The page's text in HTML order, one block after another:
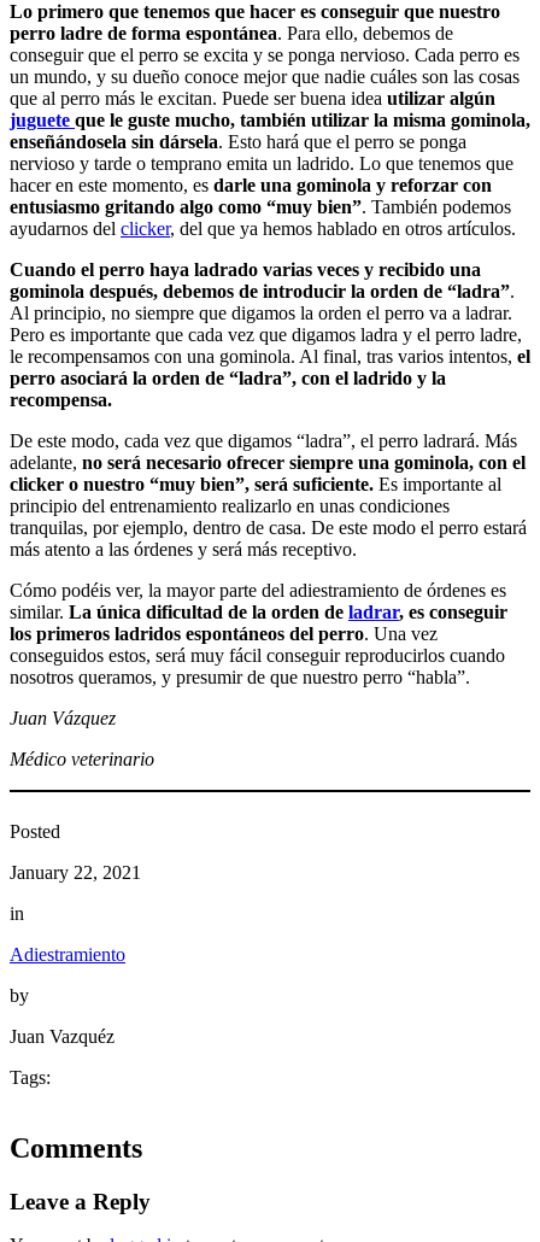
Lo primero que tenemos que hacer es conseguir que nuestro
perro ladre de forma espontánea. Para ello, debemos de
conseguir que el perro se excita y se ponga nervioso. Cada perro es
un mundo, y su dueño conoce mejor que nadie cuáles son las cosas
que al perro más le excitan. Puede ser buena idea utilizar algún
juguete que le guste mucho, también utilizar la misma gominola,
enseñándosela sin dársela. Esto hará que el perro se ponga
nervioso y tarde o temprano emita un ladrido. Lo que tenemos que
hacer en este momento, es darle una gominola y reforzar con
entusiasmo gritando algo como “muy bien”. También podemos
ayudarnos del clicker, del que ya hemos hablado en otros artículos.
Cuando el perro haya ladrado varias veces y recibido una
gominola después, debemos de introducir la orden de “ladra”.
Al principio, no siempre que digamos la orden el perro va a ladrar.
Pero es importante que cada vez que digamos ladra y el perro ladre,
le recompensamos con una gominola. Al final, tras varios intentos, el
perro asociará la orden de “ladra”, con el ladrido y la
recompensa.
De este modo, cada vez que digamos “ladra”, el perro ladrará. Más
adelante, no será necesario ofrecer siempre una gominola, con el
clicker o nuestro “muy bien”, será suficiente. Es importante al
principio del entrenamiento realizarlo en unas condiciones
tranquilas, por ejemplo, dentro de casa. De este modo el perro estará
más atento a las órdenes y será más receptivo.
Cómo podéis ver, la mayor parte del adiestramiento de órdenes es
similar. La única dificultad de la orden de ladrar, es conseguir
los primeros ladridos espontáneos del perro. Una vez
conseguidos estos, será muy fácil conseguir reproducirlos cuando
nosotros queramos, y presumir de que nuestro perro “habla”.
Juan Vázquez
Médico veterinario
Posted
January 22, 2021
in
Adiestramiento
by
Juan Vazquéz
Tags:
Comments
Leave a Reply